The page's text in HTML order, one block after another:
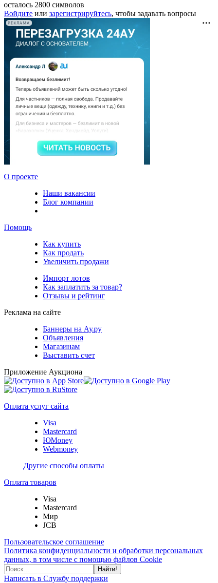
осталось 2800 символов
Войдите или зарегистрируйтесь, чтобы задавать вопросы
РЕКЛАМА
О проекте
Наши вакансии
Блог компании
Помощь
Как купить
Как продать
Увеличить продажи
Импорт лотов
Как заплатить за товар?
Отзывы и рейтинг
Реклама на сайте
Баннеры на Ау.ру
Объявления
Магазинам
Выставить счет
Приложение Аукциона
Оплата услуг сайта
Visa
Mastercard
ЮMoney
Webmoney
Другие способы оплаты
Оплата товаров
Visa
Mastercard
Мир
JCB
Пользовательское соглашение
Политика конфиденциальности и обработки персональных
данных, в том числе с помощью файлов Cookie
Найти!
Написать в Службу поддержки